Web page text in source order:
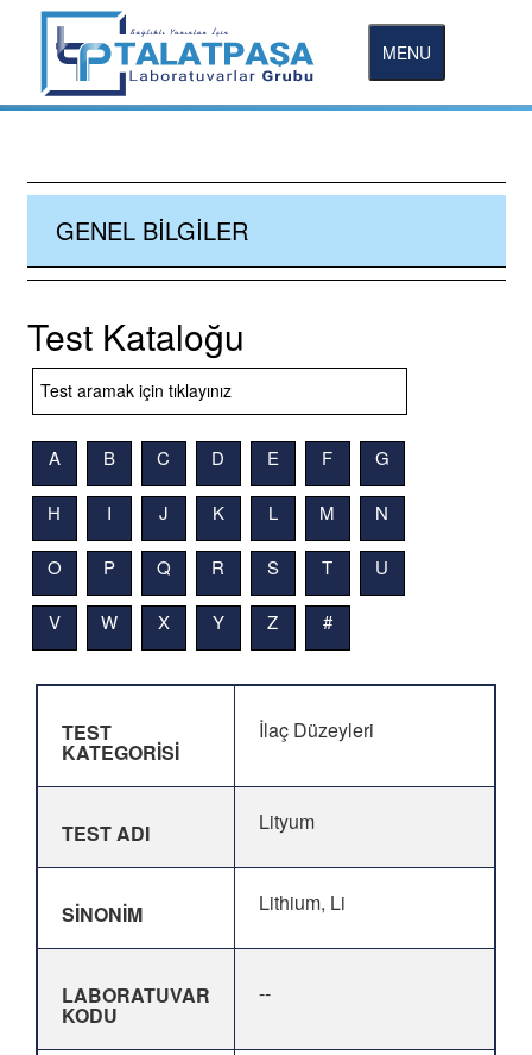
MENU
GENEL BILGILER
Test Kataloğu
A B C D E F G
H I J K L M N
O P Q R S T U
V W X Y Z #
TEST
KATEGORİSİ
İlaç Düzeyleri
TEST ADI Lityum
SİNONİM Lithium, Li
LABORATUVAR
KODU
--